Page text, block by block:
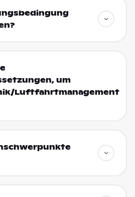
um
Luftfahrtmanagement